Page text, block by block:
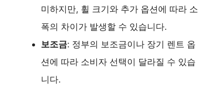
미하지만, 휠 크기와 추가 옵션에 따라 소
폭의 차이가 발생할 수 있습니다.
보조금: 정부의 보조금이나 장기 렌트 옵
션에 따라 소비자 선택이 달라질 수 있습
니다.